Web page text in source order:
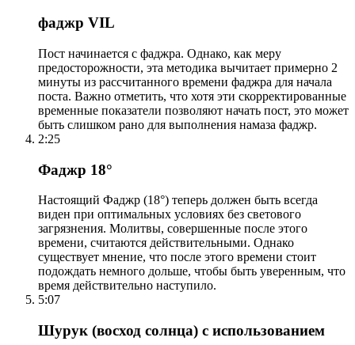
фаджр VIL
Пост начинается с фаджра. Однако, как меру
предосторожности, эта методика вычитает примерно 2
минуты из рассчитанного времени фаджра для начала
поста. Важно отметить, что хотя эти скорректированные
временные показатели позволяют начать пост, это может
быть слишком рано для выполнения намаза фаджр.
2:25
Фаджр 18°
Настоящий Фаджр (18°) теперь должен быть всегда
виден при оптимальных условиях без светового
загрязнения. Молитвы, совершенные после этого
времени, считаются действительными. Однако
существует мнение, что после этого времени стоит
подождать немного дольше, чтобы быть уверенным, что
время действительно наступило.
5:07
Шурук (восход солнца) с использованием